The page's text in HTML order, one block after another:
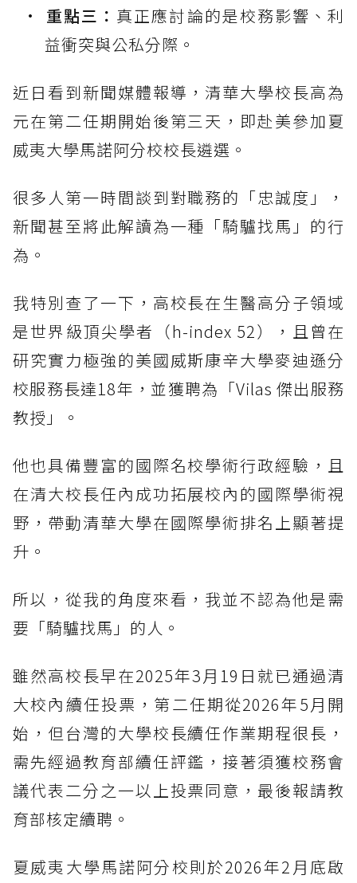
重點三： 真正應討論的是校務影響、利
益衝突與公私分際。
近日看到新聞媒體報導，清華大學校長高為
元在第二任期開始後第三天，即赴美參加夏
威夷大學馬諾阿分校校長遴選。
很多人第一時間談到對職務的「忠誠度」，
新聞甚至將此解讀為一種「騎驢找馬」的行
為。
我特別查了一下，高校長在生醫高分子領域
是世界級頂尖學者（h-index 52），且曾在
研究實力極強的美國威斯康辛大學麥迪遜分
校服務長達18年，並獲聘為「Vilas 傑出服務
教授」。
他也具備豐富的國際名校學術行政經驗，且
在清大校長任內成功拓展校內的國際學術視
野，帶動清華大學在國際學術排名上顯著提
升。
所以，從我的角度來看，我並不認為他是需
要「騎驢找馬」的人。
雖然高校長早在2025年3月19日就已通過清
大校內續任投票，第二任期從2026年5月開
始，但台灣的大學校長續任作業期程很長，
需先經過教育部續任評鑑，接著須獲校務會
議代表二分之一以上投票同意，最後報請教
育部核定續聘。
夏威夷大學馬諾阿分校則於2026年2月底啟